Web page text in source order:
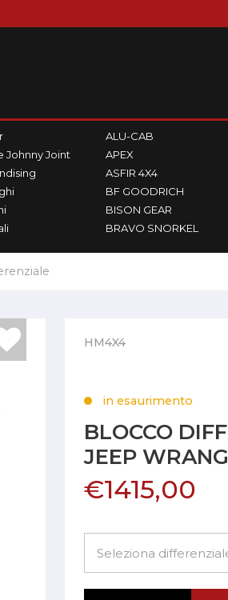
Johnny Joint
ALU-CAB
APEX
ASFIR 4X4
BF GOODRICH
BISON GEAR
BRAVO SNORKEL
HM4X4
in esaurimento
BLOCCO
JEEP
€1415,00